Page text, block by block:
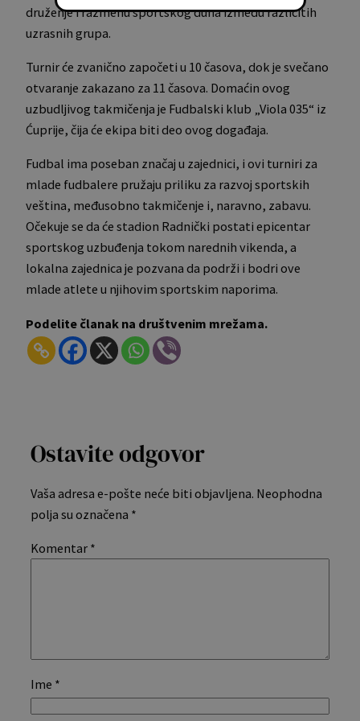
druženje i razmenu sportskog duha između različitih
uzrasnih grupa.
Turnir će zvanično započeti u 10 časova, dok je svečano
otvaranje zakazano za 11 časova. Domaćin ovog
uzbudljivog takmičenja je Fudbalski klub „Viola 035“ iz
Ćuprije, čija će ekipa biti deo ovog događaja.
Fudbal ima poseban značaj u zajednici, i ovi turniri za
mlade fudbalere pružaju priliku za razvoj sportskih
veština, međusobno takmičenje i, naravno, zabavu.
Očekuje se da će stadion Radnički postati epicentar
sportskog uzbuđenja tokom narednih vikenda, a
lokalna zajednica je pozvana da podrži i bodri ove
mlade atlete u njihovim sportskim naporima.
Podelite članak na društvenim mrežama.
Ostavite odgovor
Vaša adresa e-pošte neće biti objavljena. Neophodna
polja su označena *
Komentar *
Ime *